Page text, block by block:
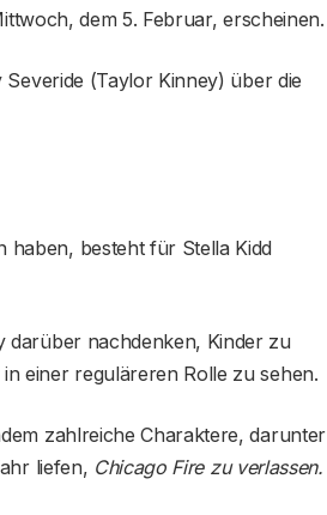
dem 5. Februar, erscheinen.
(Taylor Kinney) über die
haben, besteht für Stella Kidd
darüber nachdenken, Kinder zu
einer reguläreren Rolle zu sehen.
zahlreiche Charaktere, darunter
liefen, Chicago Fire zu verlassen.